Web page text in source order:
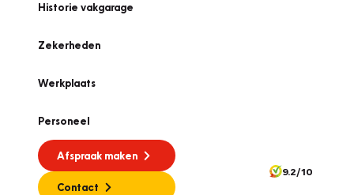
Historie vakgarage
Zekerheden
Werkplaats
Personeel
Afspraak maken
Contact
9.2/10